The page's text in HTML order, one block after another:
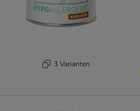
3 Varianten